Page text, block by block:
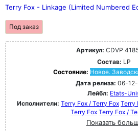
Terry Fox - Linkage (Limited Numbered
Под заказ
Артикул: CDVP
Состав: LP
Состояние: Новое.
Дата релиза: 06-
Лейбл: Etats-
Исполнители: Terry Fox / Terry Fox Terry
Terry Fox Terry Fox /
Показать